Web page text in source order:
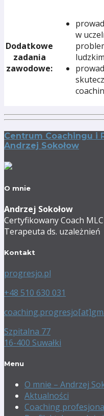
Dodatkowe
zadania
zawodowe:
w
Centrum Coachingu i
Andrzej Sokołow
O mnie
Andrzej Sokołow
Certyfikowany Coach MLC
Terapeuta ds. uzależnień
Kontakt
progresjo.pl
+48 510 630 031
Szpitalna 77
16-400 Suwałki
Menu
O mnie – Andrzej
Aktualności
Coaching